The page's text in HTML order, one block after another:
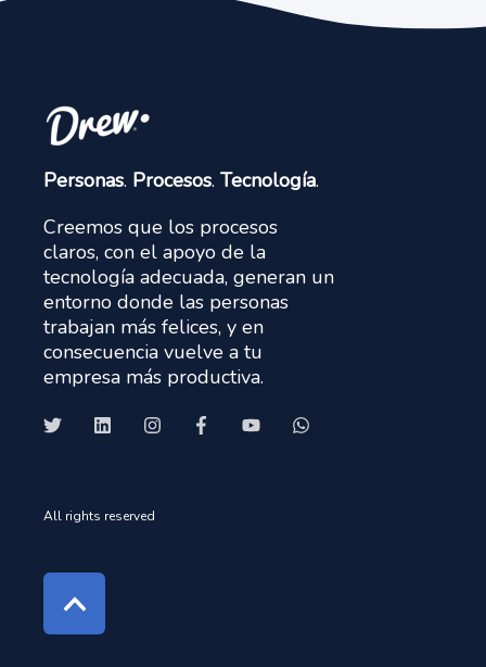
Personas. Procesos. Tecnología.
Creemos que los procesos
claros, con el apoyo de la
tecnología adecuada, generan un
entorno donde las personas
trabajan más felices, y en
consecuencia vuelve a tu
empresa más productiva.
All rights reserved